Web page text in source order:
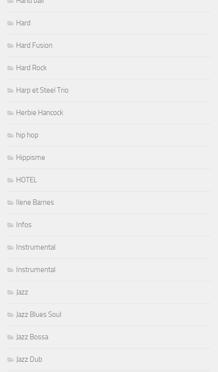
Hard
Hard Fusion
Hard Rock
Harp et Steel Trio
Herbie Hancock
hip hop
Hippisme
HOTEL
Ilene Barnes
Infos
Instrumental
Instrumental
Jazz
Jazz Blues Soul
Jazz Bossa
Jazz Dub